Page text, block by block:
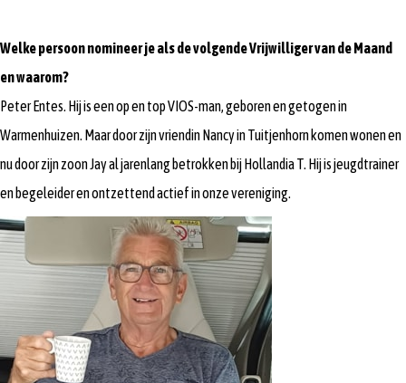
Welke persoon nomineer je als de volgende Vrijwilliger van de Maand
en waarom?
Peter Entes. Hij is een op en top VIOS-man, geboren en getogen in
Warmenhuizen. Maar door zijn vriendin Nancy in Tuitjenhorn komen wonen en
nu door zijn zoon Jay al jarenlang betrokken bij Hollandia T. Hij is jeugdtrainer
en begeleider en ontzettend actief in onze vereniging.